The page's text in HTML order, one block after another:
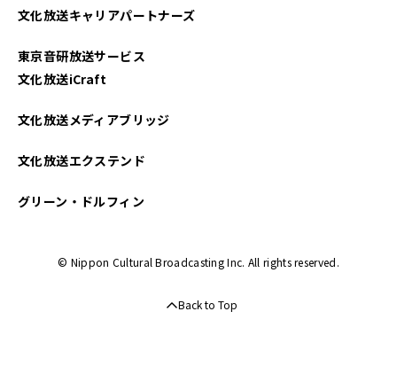
文化放送キャリアパートナーズ
東京音研放送サービス
文化放送iCraft
文化放送メディアブリッジ
文化放送エクステンド
グリーン・ドルフィン
© Nippon Cultural Broadcasting Inc. All rights reserved.
Back to Top